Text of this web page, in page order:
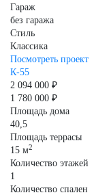
Гараж
без гаража
Стиль
Классика
Посмотреть проект
К-55
2 094 000 ₽
1 780 000 ₽
Площадь дома
40,5
Площадь террасы
15 м2
Количество этажей
1
Количество спален